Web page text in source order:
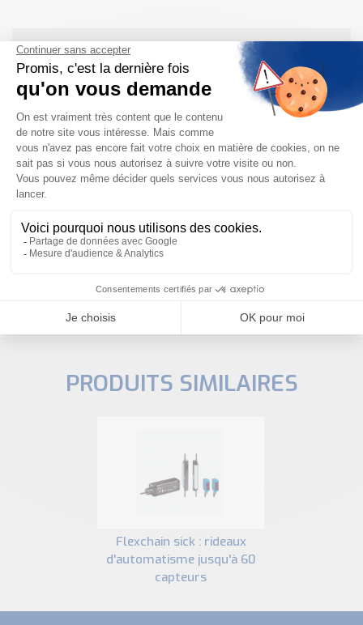
Besoin d'aide pour choisir votre
produit ?
Nous sommes à votre disposition pour définir
NOUS CONTACTER
PRODUITS SIMILAIRES
flexchain sick : rideaux
d'automatisme jusqu'à 60
capteurs